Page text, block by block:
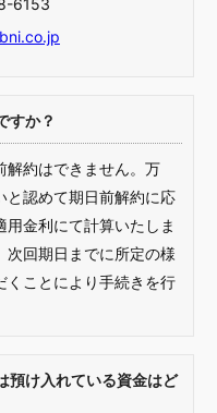
6153
すか？
解約はできません。万
と認めて期日前解約に応
用金利にて計算いたしま
次回期日までに所定の様
くことにより手続きを行
預け入れている資金はど